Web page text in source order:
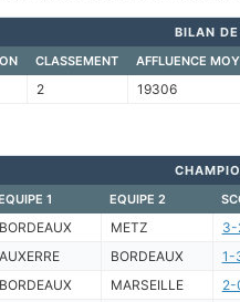
BILAN
CLASSEMENT AFFLUENCE
2 19306
1 EQUIPE 2
BORDEAUX METZ 3-
AUXERRE BORDEAUX 1-
BORDEAUX MARSEILLE 2-